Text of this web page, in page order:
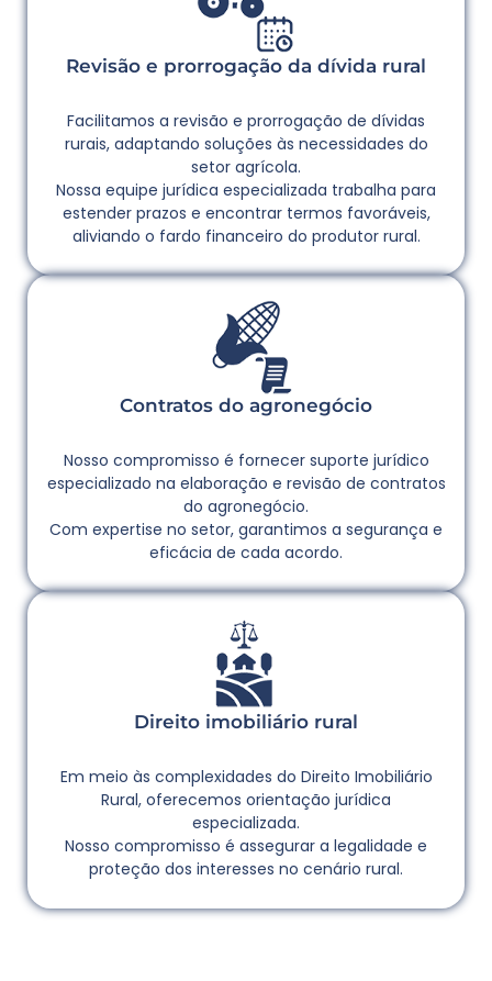
Revisão e prorrogação da dívida rural
Facilitamos a revisão e prorrogação de dívidas
rurais, adaptando soluções às necessidades do
setor agrícola.
Nossa equipe jurídica especializada trabalha para
estender prazos e encontrar termos favoráveis,
aliviando o fardo financeiro do produtor rural.
Contratos do agronegócio
Nosso compromisso é fornecer suporte jurídico
especializado na elaboração e revisão de contratos
do agronegócio.
Com expertise no setor, garantimos a segurança e
eficácia de cada acordo.
Direito imobiliário rural
Em meio às complexidades do Direito Imobiliário
Rural, oferecemos orientação jurídica
especializada.
Nosso compromisso é assegurar a legalidade e
proteção dos interesses no cenário rural.